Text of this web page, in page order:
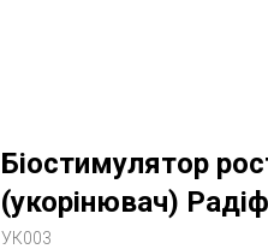
Біостимулятор
(укорінювач)
УК003